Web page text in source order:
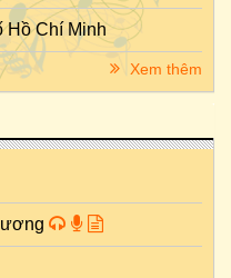
Hồ Chí Minh
Xem thêm